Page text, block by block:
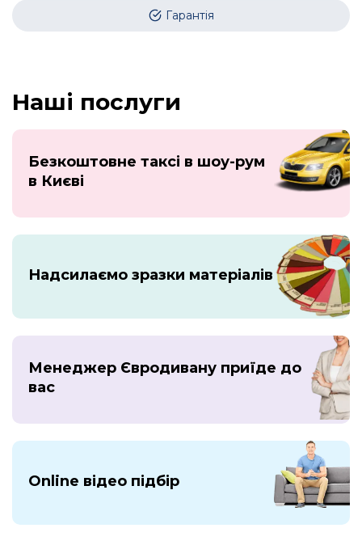
Гарантія
Наші послуги
Безкоштовне таксі в шоу-рум
в Києві
Надсилаємо зразки матеріалів
Менеджер Євродивану приїде до
вас
Online відео підбір